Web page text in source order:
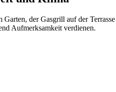
der Gasgrill auf der
Aufmerksamkeit verdienen.